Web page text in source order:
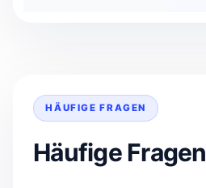
HÄUFIGE FRAGEN
Häufige Fragen